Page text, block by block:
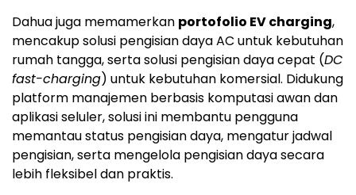
Dahua juga memamerkan portofolio EV charging,
mencakup solusi pengisian daya AC untuk kebutuhan
rumah tangga, serta solusi pengisian daya cepat (DC
fast-charging) untuk kebutuhan komersial. Didukung
platform manajemen berbasis komputasi awan dan
aplikasi seluler, solusi ini membantu pengguna
memantau status pengisian daya, mengatur jadwal
pengisian, serta mengelola pengisian daya secara
lebih fleksibel dan praktis.